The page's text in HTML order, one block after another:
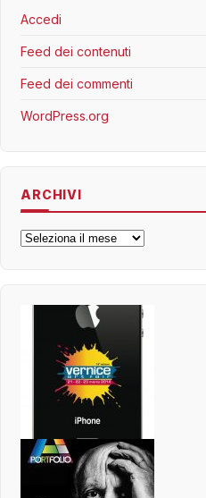
Accedi
Feed dei contenuti
Feed dei commenti
WordPress.org
ARCHIVI
Archivi